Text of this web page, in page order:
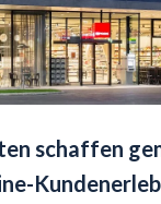
schaffen